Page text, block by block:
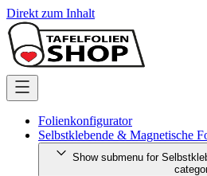
Direkt zum Inhalt
Folienkonfigurator
Selbstklebende & Magnetische
Show submenu for